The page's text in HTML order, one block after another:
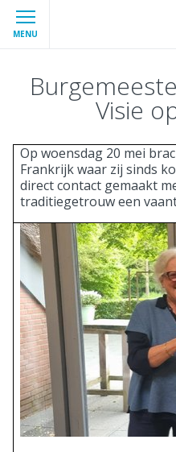
MENU
Visie
Op woensdag 20 mei
Frankrijk waar zij sinds
direct contact gemaakt
traditiegetrouw een